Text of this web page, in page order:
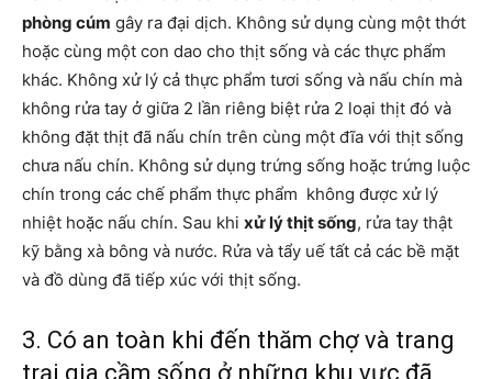
phòng cúm gây ra đại dịch. Không sử dụng cùng một thớt
hoặc cùng một con dao cho thịt sống và các thực phẩm
khác. Không xử lý cả thực phẩm tươi sống và nấu chín mà
không rửa tay ở giữa 2 lần riêng biệt rửa 2 loại thịt đó và
không đặt thịt đã nấu chín trên cùng một đĩa với thịt sống
chưa nấu chín. Không sử dụng trứng sống hoặc trứng luộc
chín trong các chế phẩm thực phẩm không được xử lý
nhiệt hoặc nấu chín. Sau khi xử lý thịt sống, rửa tay thật
kỹ bằng xà bông và nước. Rửa và tẩy uế tất cả các bề mặt
và đồ dùng đã tiếp xúc với thịt sống.
3. Có an toàn khi đến thăm chợ và trang
trại gia cầm sống ở những khu vực đã